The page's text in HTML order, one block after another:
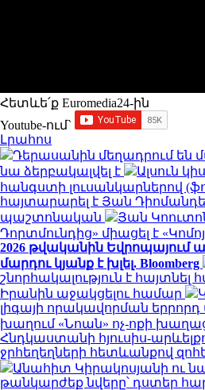
Հետևե՛ք Euromedia24-ին
Youtube-ում`
Լրահոս
Դերասանին մեղադրում են
նա ձերբակալվել է
Ալսուն
հանգստի լուսանկարներով
հայտարարել է Յան
պաշտոնական
Յան
Դորտմունդից» միացել է
2026 թվականին Եվրոպայում
մարդու կյանք է խլել. Bloomberg
շնորհակալություն է հայտնել
Իրանին աջակցելու համար
լիգայի որակավորման երրորդ
խաղում «Նոան» ոչ-ոքի
Հնդկաստանի հյուսիս-
ջրհեղեղների հետևանքով
Անահիտ Կիրակոսյանի ու
թանկարժեք նվերը՝ դստեր